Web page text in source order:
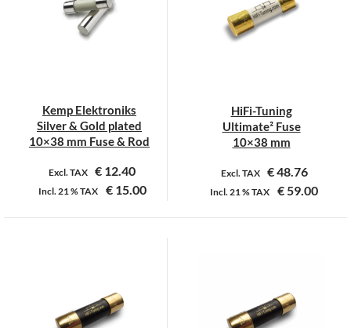
Deze
optie
de
productpagina
Kemp Elektroniks
Silver & Gold plated
10×38 mm Fuse & Rod
Excl. TAX € 12.40
Incl. 21 %TAX €15.00
Dit
variaties.
Deze
HiFi-Tuning
Ultimate² Fuse
10×38 mm
Excl. TAX €48.76
Incl. 21 %TAX €59.00
Dit
variaties.
Deze